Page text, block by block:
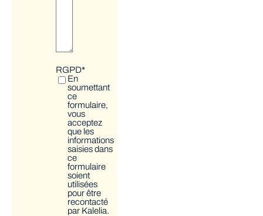
RGPD*
En
soumettant
ce
formulaire,
vous
acceptez
que les
informations
saisies dans
ce
formulaire
soient
utilisées
pour être
recontacté
par Kalelia.